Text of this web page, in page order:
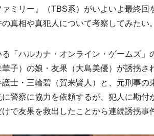
ミリー』（TBS系）がいよいよ最終回
真相や真犯人について考察してみたい。
「ハルカナ・オンライン・ゲームズ」
華子）の娘・友果（大島美優）が誘拐さ
士・三輪碧（賀来賢人）と、元刑事の
警察に協力を依頼するが、犯人に勘付
で友果を救出したことから連続誘拐事